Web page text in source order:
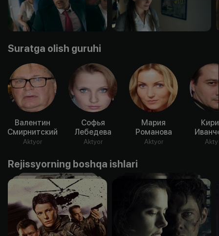
Suratga olish guruhi
Валентин
Смирнитский
Aktyor
Софья
Лебедева
Aktyor
Мария
Романова
Aktyor
Rejissyorning boshqa ishlari